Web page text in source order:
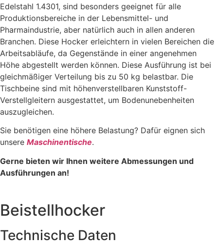
Edelstahl 1.4301, sind besonders geeignet für alle
Produktionsbereiche in der Lebensmittel- und
Pharmaindustrie, aber natürlich auch in allen anderen
Branchen. Diese Hocker erleichtern in vielen Bereichen die
Arbeitsabläufe, da Gegenstände in einer angenehmen
Höhe abgestellt werden können. Diese Ausführung ist bei
gleichmäßiger Verteilung bis zu 50 kg belastbar. Die
Tischbeine sind mit höhenverstellbaren Kunststoff-
Verstellgleitern ausgestattet, um Bodenunebenheiten
auszugleichen.
Sie benötigen eine höhere Belastung? Dafür eignen sich
unsere Maschinentische.
Gerne bieten wir Ihnen weitere Abmessungen und
Ausführungen an!
Beistellhocker
Technische Daten